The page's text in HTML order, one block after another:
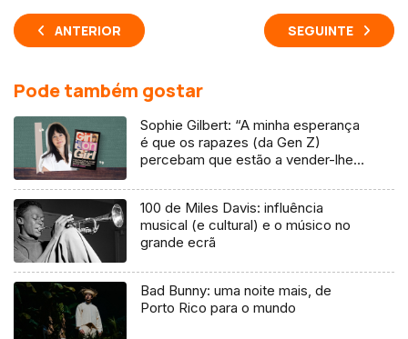
ANTERIOR SEGUINTE
Pode também gostar
Sophie Gilbert: “A minha esperança
é que os rapazes (da Gen Z)
percebam que estão a vender-lhes
100 de Miles Davis: influência
musical (e cultural) e o músico no
grande ecrã
Bad Bunny: uma noite mais, de
Porto Rico para o mundo